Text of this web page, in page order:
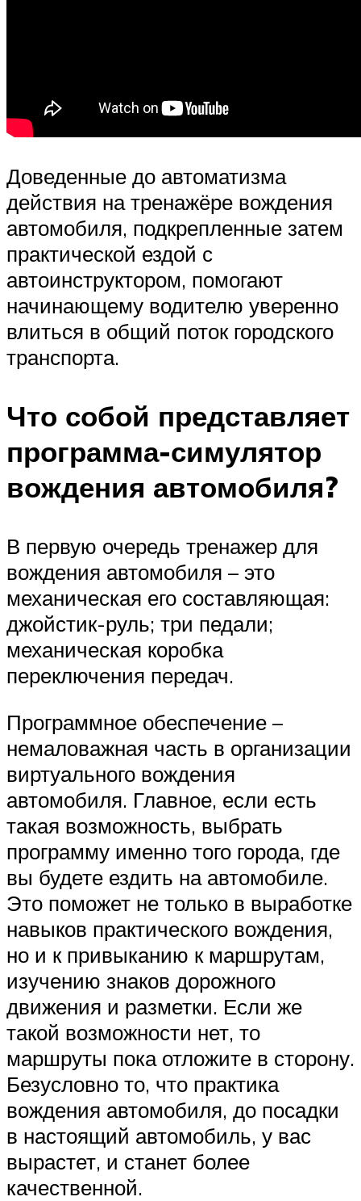
Доведенные до автоматизма
действия на тренажёре вождения
автомобиля, подкрепленные затем
практической ездой с
автоинструктором, помогают
начинающему водителю уверенно
влиться в общий поток городского
транспорта.
Что собой представляет
программа-симулятор
вождения автомобиля?
В первую очередь тренажер для
вождения автомобиля – это
механическая его составляющая:
джойстик-руль; три педали;
механическая коробка
переключения передач.
Программное обеспечение –
немаловажная часть в организации
виртуального вождения
автомобиля. Главное, если есть
такая возможность, выбрать
программу именно того города, где
вы будете ездить на автомобиле.
Это поможет не только в выработке
навыков практического вождения,
но и к привыканию к маршрутам,
изучению знаков дорожного
движения и разметки. Если же
такой возможности нет, то
маршруты пока отложите в сторону.
Безусловно то, что практика
вождения автомобиля, до посадки
в настоящий автомобиль, у вас
вырастет, и станет более
качественной.